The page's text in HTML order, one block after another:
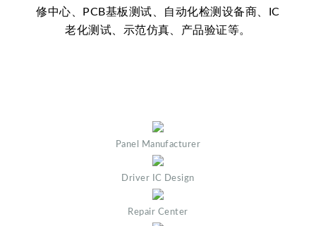
修中心、PCB基板测试、自动化检测设备商、IC
老化测试、示范仿真、产品验证等。
Panel Manufacturer
Driver IC Design
Repair Center